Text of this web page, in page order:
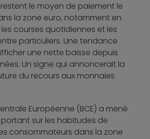
le moyen de paiement le
la zone euro, notamment en
courses quotidiennes et les
particuliers. Une tendance
une nette baisse depuis
Un signe qui annoncerait la
du recours aux monnaies
Européenne (BCE) a mené
sur les habitudes de
consommateurs dans la zone